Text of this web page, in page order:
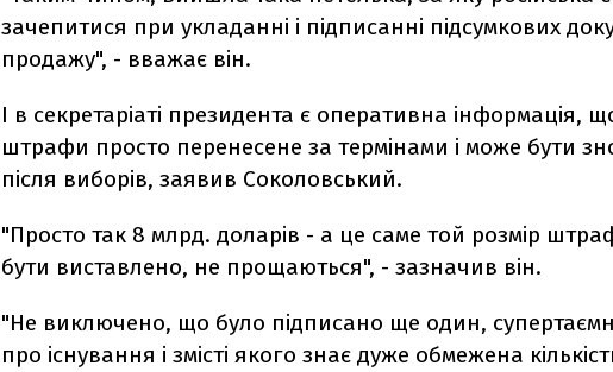
зачепитися при укладанні і підписанні підсумкових
продажу", - вважає він.
І в секретаріаті президента є оперативна інформація,
штрафи просто перенесене за термінами і може бути
після виборів, заявив Соколовський.
"Просто так 8 млрд. доларів - а це саме той розмір
бути виставлено, не прощаються", - зазначив він.
"Не виключено, що було підписано ще один,
про існування і змісті якого знає дуже обмежена